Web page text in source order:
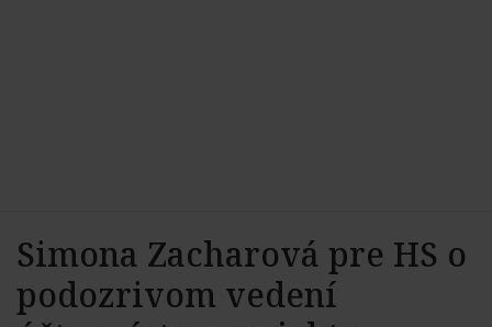
Simona Zacharová pre HS o
podozrivom vedení